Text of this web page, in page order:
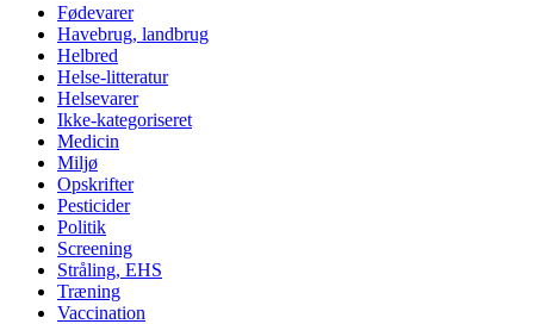
Fødevarer
Havebrug, landbrug
Helbred
Helse-litteratur
Helsevarer
Ikke-kategoriseret
Medicin
Miljø
Opskrifter
Pesticider
Politik
Screening
Stråling, EHS
Træning
Vaccination